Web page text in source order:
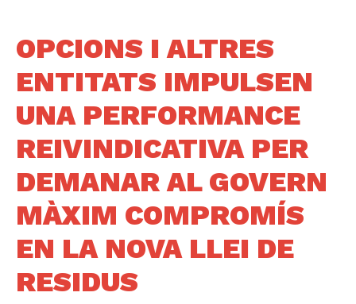
OPCIONS I ALTRES
ENTITATS IMPULSEN
UNA PERFORMANCE
REIVINDICATIVA PER
DEMANAR AL GOVERN
MÀXIM COMPROMÍS
EN LA NOVA LLEI DE
RESIDUS